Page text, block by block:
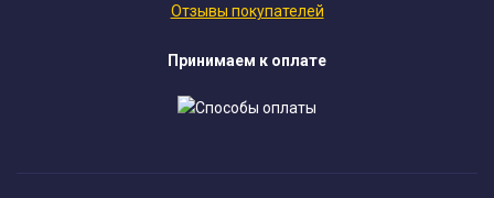
Отзывы покупателей
Принимаем к оплате